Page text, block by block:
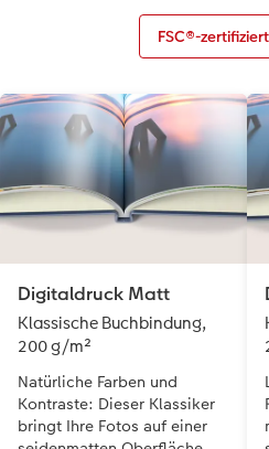
FSC®-
Digitaldruck Matt
Klassische Buchbindung,
200 g/m²
Natürliche Farben und
Kontraste: Dieser Klassiker
bringt Ihre Fotos auf einer